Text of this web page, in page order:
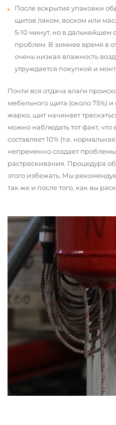
После вскрытия упаковки
щитов лаком, воском или
5-10 минут, но в дальнейшем
проблем. В зимнее время в
очень низкая влажность
утруждается покупкой и
Почти вся отдача влаги
мебельного щита (около 75%)
жарко, щит начинает
можно наблюдать тот факт,
составляет 10% (т.е.
непременно создает
растрескивания. Процедура
этого избежать. Мы
так же и после того, как вы